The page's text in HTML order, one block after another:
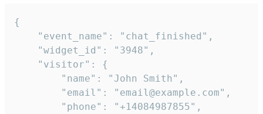
{
    "event_name": "chat_finished",
    "widget_id": "3948",
    "visitor": {
        "name": "John Smith",
        "email": "email@example.com",
        "phone": "+14084987855",